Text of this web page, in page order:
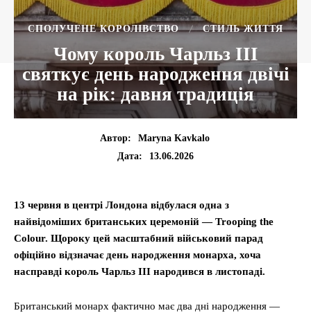
СПОЛУЧЕНЕ КОРОЛІВСТВО СТИЛЬ ЖИТТЯ
Чому король Чарльз ІІІ
святкує день народження двічі
на рік: давня традиція
Автор:
Maryna Kavkalo
Дата:
13.06.2026
13 червня в центрі Лондона відбулася одна з
найвідоміших британських церемоній — Trooping the
Colour. Щороку цей масштабний військовий парад
офіційно відзначає день народження монарха, хоча
насправді король Чарльз III народився в листопаді.
Британський монарх фактично має два дні народження —